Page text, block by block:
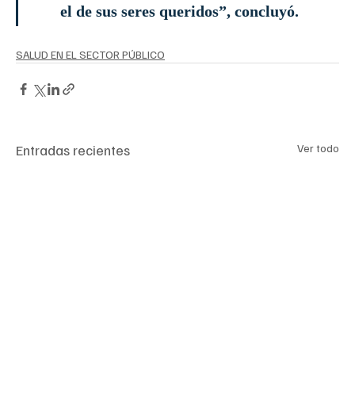
el de sus seres queridos”, concluyó.
SALUD EN EL SECTOR PÚBLICO
Entradas recientes Ver todo